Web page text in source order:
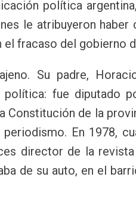
política
le atribuyeron haber
fracaso del gobierno
Su padre,
fue diputado
Constitución de la
En 1978,
director de la revista
de su auto, en el